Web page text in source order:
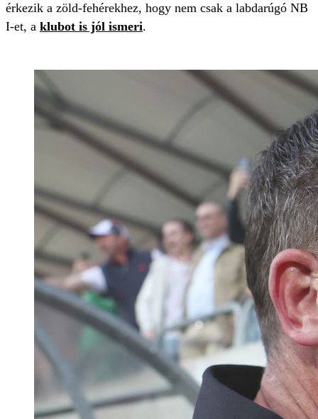
érkezik a zöld-fehérekhez, hogy nem csak a labdarúgó NB
I-et, a klubot is jól ismeri.